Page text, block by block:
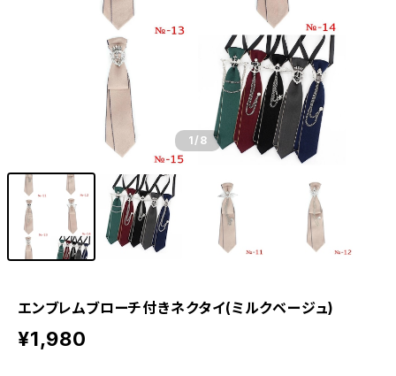
1 /8
エンブレムブローチ付きネクタイ(ミルクベージュ)
¥1,980